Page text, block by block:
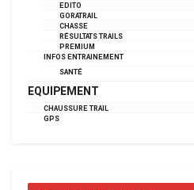
EDITO
GORATRAIL
CHASSE
RÉSULTATS TRAILS
PREMIUM
INFOS ENTRAINEMENT
SANTÉ
EQUIPEMENT
CHAUSSURE TRAIL
GPS